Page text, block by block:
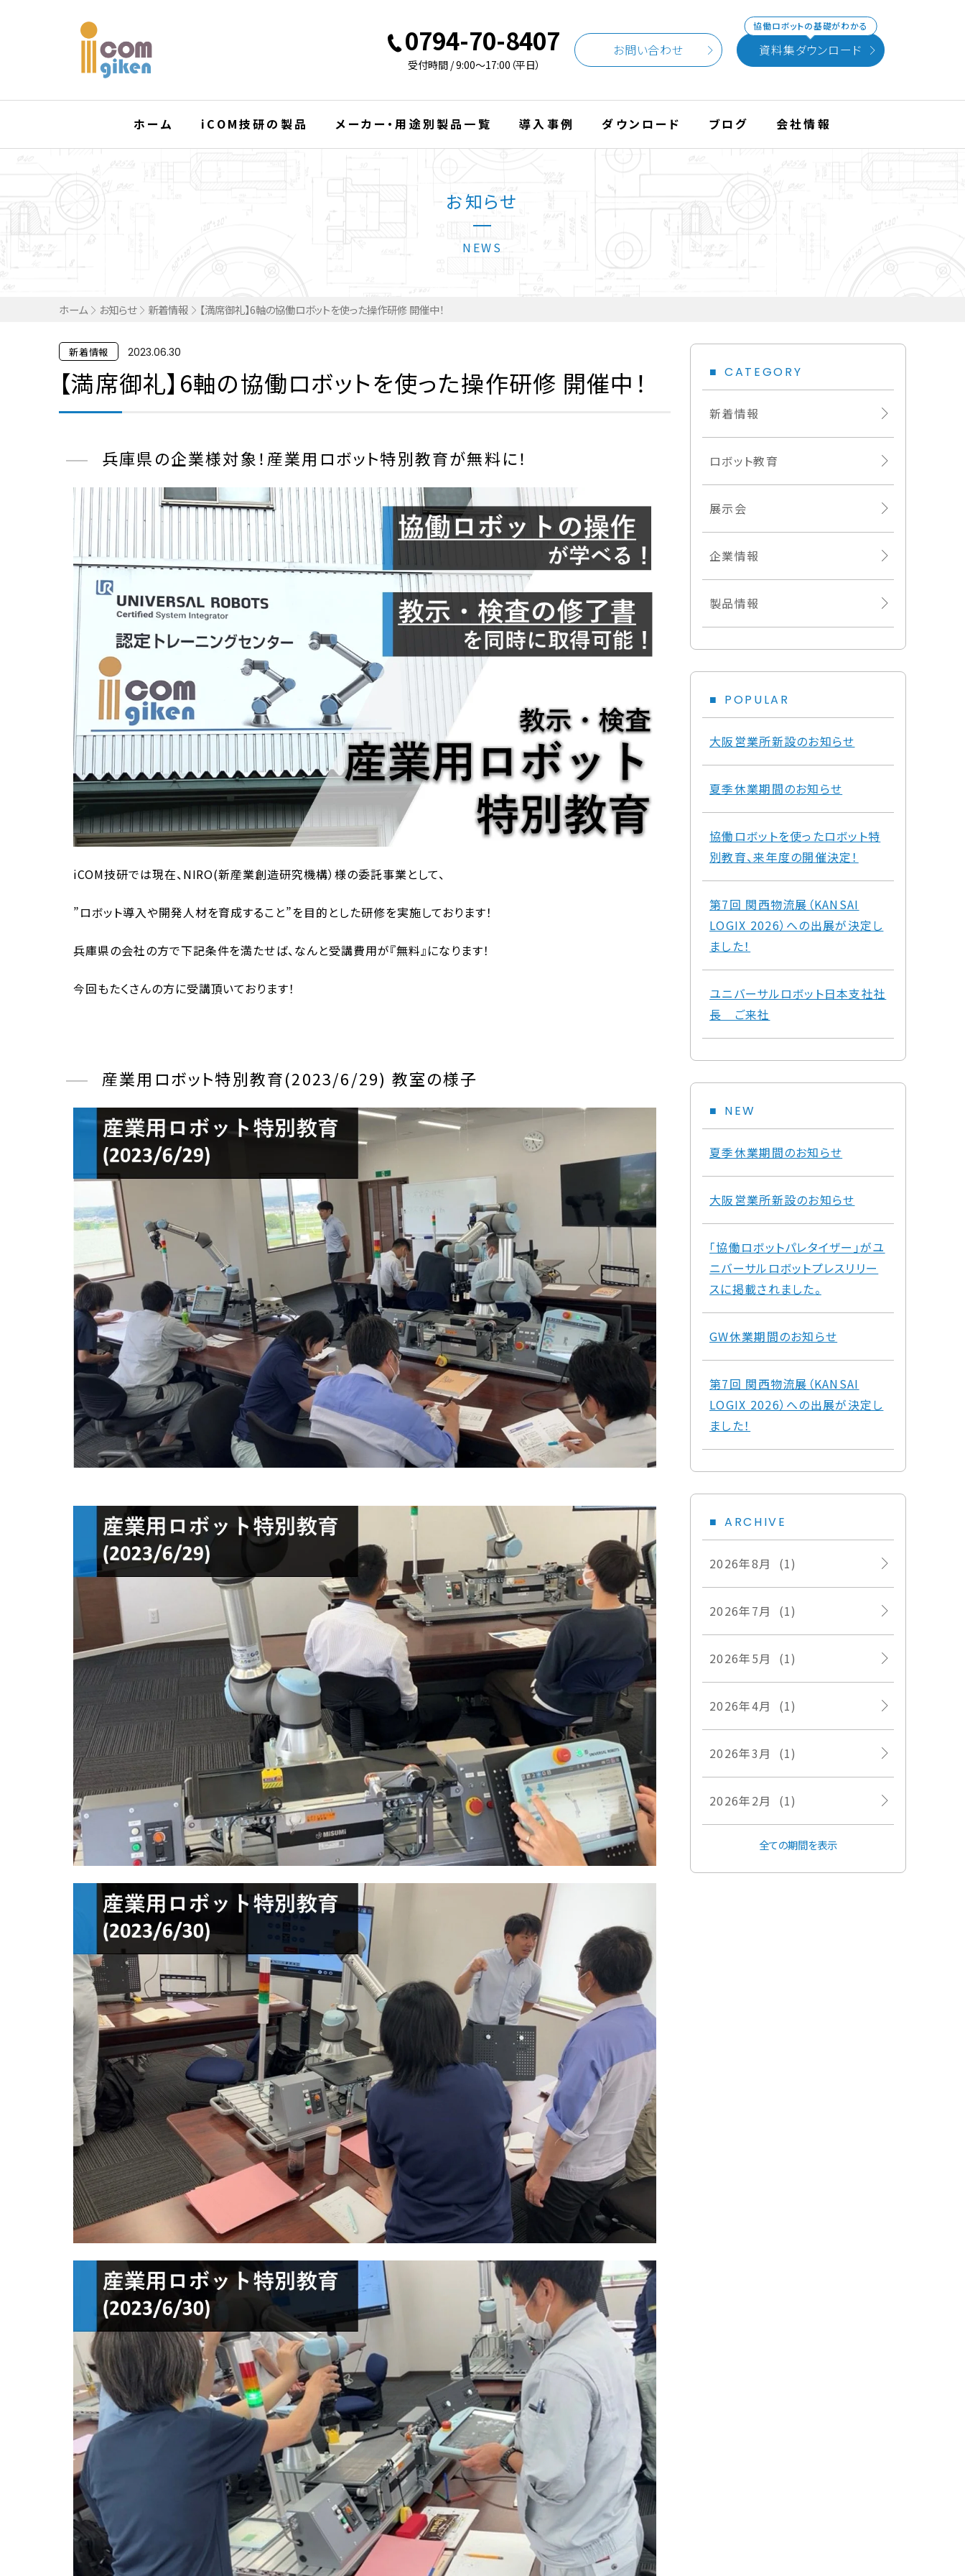
0794-70-8407
受付時間 / 9:00〜17:00（平日）
お問い合わせ
協働ロボットの基礎がわかる
資料集ダウンロード
ホーム iCOM技研の製品 メーカー・用途別製品一覧 導入事例 ダウンロード ブログ 会社情報
お知らせ
NEWS
ホーム お知らせ 新着情報 【満席御礼】6軸の協働ロボットを使った操作研修 開催中！
新着情報 2023.06.30
【満席御礼】6軸の協働ロボットを使った操作研修 開催中！
兵庫県の企業様対象！産業用ロボット特別教育が無料に！
iCOM技研では現在、NIRO(新産業創造研究機構）様の委託事業として、
”ロボット導入や開発人材を育成すること”を目的とした研修を実施しております！
兵庫県の会社の方で下記条件を満たせば、なんと受講費用が『無料』になります！
今回もたくさんの方に受講頂いております！
産業用ロボット特別教育(2023/6/29) 教室の様子
CATEGORY
新着情報
ロボット教育
展示会
企業情報
製品情報
POPULAR
大阪営業所新設のお知らせ
夏季休業期間のお知らせ
協働ロボットを使ったロボット特
別教育、来年度の開催決定！
第7回 関西物流展（KANSAI
LOGIX 2026）への出展が決定し
ました！
ユニバーサルロボット日本支社社
長 ご来社
NEW
夏季休業期間のお知らせ
大阪営業所新設のお知らせ
「協働ロボットパレタイザー」がユ
ニバーサルロボットプレスリリー
スに掲載されました。
GW休業期間のお知らせ
第7回 関西物流展（KANSAI
LOGIX 2026）への出展が決定し
ました！
ARCHIVE
2026年8月 (1)
2026年7月 (1)
2026年5月 (1)
2026年4月 (1)
2026年3月 (1)
2026年2月 (1)
全ての期間を表示